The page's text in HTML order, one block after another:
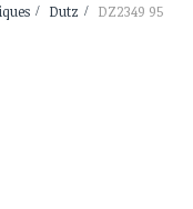
> Dutz > DZ2349 95